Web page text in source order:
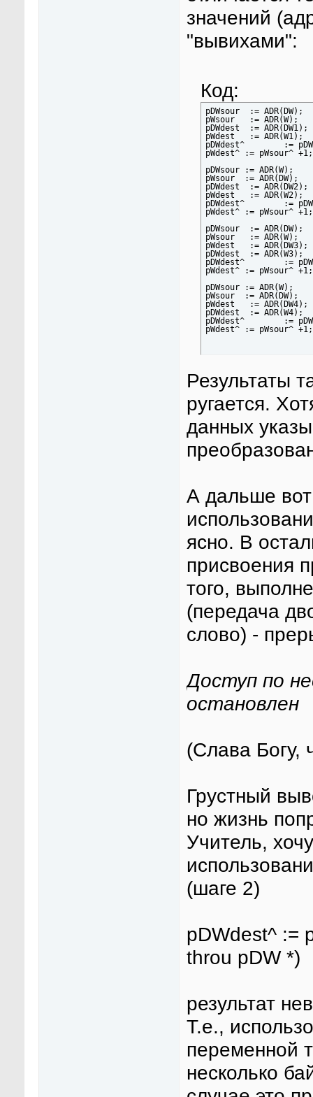
значений
"вывихами":
Код:
pDWsour	 := ADR(DW);		(* Source is right *)
pWsour	 := ADR(W);
pDWdest	 := ADR(DW1);		(* Destin is right *)
pWdest	 := ADR(W1);
pDWdest^	:= pDWsour^ +1;	(* DW <= DW *)
pWdest^	:= pWsour^ +1; 	(* W <= W *)
pDWsour	:= ADR(W);		(* Source is wrong *)
pWsour 	:= ADR(DW);
pDWdest	 := ADR(DW2);		(* Destin is right *)
pWdest	 := ADR(W2);
pDWdest^	:= pDWsour^ +1;	(* DW <= W, fetch throu pDW *)
pWdest^	:= pWsour^ +1; 	(* W <= DW, fetch throu pW *)
pDWsour	 := ADR(DW);		(* Source is right *)
pWsour	 := ADR(W);
pWdest	 := ADR(DW3);		(* Destin is wrong *)
pDWdest	 := ADR(W3);
pDWdest^	:= pDWsour^ +1;	(* W <= DW, written throu pDW *)
pWdest^	:= pWsour^ +1; 	(* DW <= W, written throu pW *)
pDWsour	:= ADR(W);		(* Source is wrong *)
pWsour 	:= ADR(DW);
pWdest	 := ADR(DW4);		(* Destin is wrong *)
pDWdest	 := ADR(W4);
pDWdest^	:= pDWsour^ +1;	(* W <= W  throu pDW *)
Результаты
ругается.
данных
А дальше
ясно. В
присвоения
того,
(передача
слово) -
Доступ по
остановлен
(Слава Богу,
Грустный
но жизнь
Учитель,
(шаге 2)
pDWdest^ :=
throu pDW *)
результат
Т.е.,
переменной
несколько